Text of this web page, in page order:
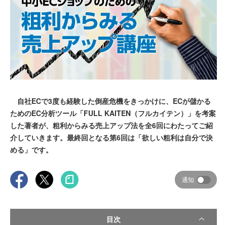
自社ECで3度も経験した倒産危機をきっかけに、ECが儲かる
ためのEC分析ツール「FULL KAITEN（フルカイテン）」を考案
した著者が、粗利からみる売上アップ法を全6回にわたってご紹
介していきます。最終回となる第6回は「欲しい粗利は自分で決
める」です。
通知
目次